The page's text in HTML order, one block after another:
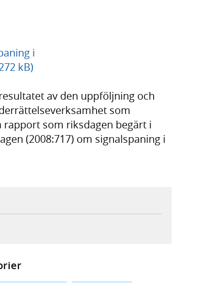
i
kB)
av den uppföljning och
som
rapport som riksdagen begärt i
(2008:717) om signalspaning i
webbplats,
din e-postklient,